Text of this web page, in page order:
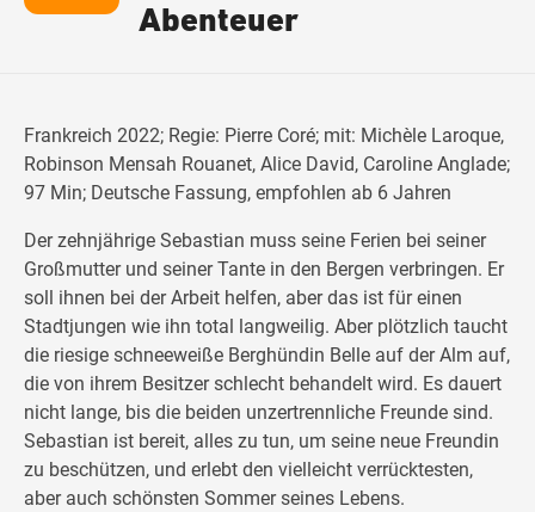
Abenteuer
Frankreich 2022; Regie: Pierre Coré; mit: Michèle Laroque,
Robinson Mensah Rouanet, Alice David, Caroline Anglade;
97 Min; Deutsche Fassung, empfohlen ab 6 Jahren
Der zehnjährige Sebastian muss seine Ferien bei seiner
Großmutter und seiner Tante in den Bergen verbringen. Er
soll ihnen bei der Arbeit helfen, aber das ist für einen
Stadtjungen wie ihn total langweilig. Aber plötzlich taucht
die riesige schneeweiße Berghündin Belle auf der Alm auf,
die von ihrem Besitzer schlecht behandelt wird. Es dauert
nicht lange, bis die beiden unzertrennliche Freunde sind.
Sebastian ist bereit, alles zu tun, um seine neue Freundin
zu beschützen, und erlebt den vielleicht verrücktesten,
aber auch schönsten Sommer seines Lebens.